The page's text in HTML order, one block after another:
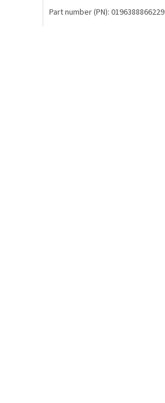
Part number (PN): 0196388866229